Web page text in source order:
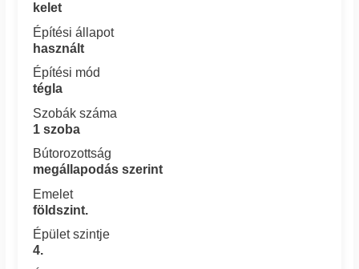
kelet
Építési állapot
használt
Építési mód
tégla
Szobák száma
1 szoba
Bútorozottság
megállapodás szerint
Emelet
földszint.
Épület szintje
4.